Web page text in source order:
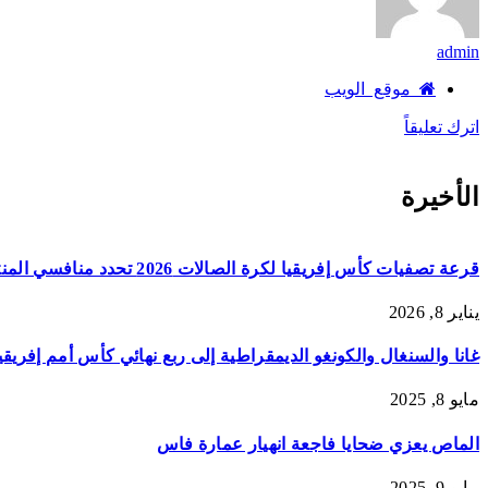
admin
موقع الويب
اترك تعليقاً
الأخيرة
قرعة تصفيات كأس إفريقيا لكرة الصالات 2026 تحدد منافسي المنتخبات
يناير 8, 2026
غانا والسنغال والكونغو الديمقراطية إلى ربع نهائي كأس أمم
مايو 8, 2025
الماص يعزي ضحايا فاجعة انهيار عمارة فاس